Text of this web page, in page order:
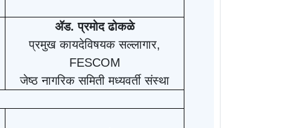
ॲड. प्रमोद ढोकळे
प्रमुख कायदेविषयक सल्लागार,
FESCOM
जेष्ठ नागरिक समिती मध्यवर्ती संस्था